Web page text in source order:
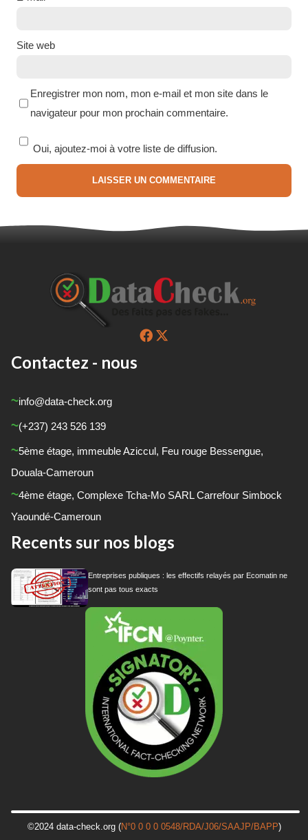
Site web
Enregistrer mon nom, mon e-mail et mon site dans le
navigateur pour mon prochain commentaire.
Oui, ajoutez-moi à votre liste de diffusion.
Contactez - nous
info@data-check.org
(+237) 243 526 139
5ème étage, immeuble Aziccul, Feu rouge Bessengue,
Douala-Cameroun
4ème étage, Complexe Tcha-Mo SARL Carrefour Simbock
Yaoundé-Cameroun
Recents sur nos blogs
Entreprises publiques : les effectifs relayés par Ecomatin ne
sont pas tous exacts
©2024 data-check.org (N°0 0 0 0 0548/RDA/J06/SAAJP/BAPP)